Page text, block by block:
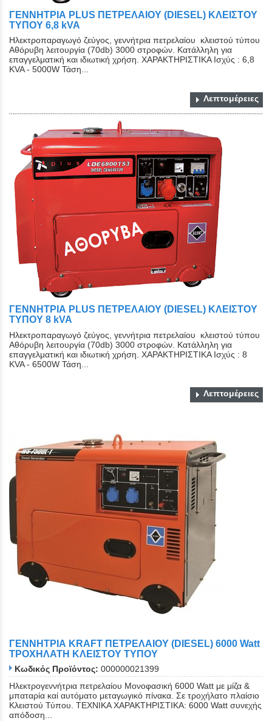
ΓΕΝΝΗΤΡΙΑ PLUS ΠΕΤΡΕΛΑΙΟΥ (DIESEL) ΚΛΕΙΣΤΟY
ΤYΠΟY 6,8 kVA
Ηλεκτροπαραγωγό ζεύγος, γεννήτρια πετρελαίου κλειστού τύπου
Αθόρυβη λειτουργία (70db) 3000 στροφών. Κατάλληλη για
επαγγελματική και ιδιωτική χρήση. ΧΑΡΑΚΤΗΡΙΣΤΙΚΑ Ισχύς : 6,8
KVA - 5000W Τάση...
Λεπτομέρειες
ΓΕΝΝΗΤΡΙΑ PLUS ΠΕΤΡΕΛΑΙΟΥ (DIESEL) ΚΛΕΙΣΤΟY
ΤYΠΟY 8 kVA
Ηλεκτροπαραγωγό ζεύγος, γεννήτρια πετρελαίου κλειστού τύπου
Αθόρυβη λειτουργία (70db) 3000 στροφών. Κατάλληλη για
επαγγελματική και ιδιωτική χρήση. ΧΑΡΑΚΤΗΡΙΣΤΙΚΑ Ισχύς : 8
KVA - 6500W Τάση...
Λεπτομέρειες
ΓΕΝΝΗΤΡΙΑ KRAFT ΠΕΤΡΕΛΑΙΟΥ (DIESEL) 6000 Watt
ΤΡΟΧΗΛΑΤΗ ΚΛΕΙΣΤΟΥ ΤΥΠΟΥ
Κωδικός Προϊόντος: 000000021399
Ηλεκτρογεννήτρια πετρελαίου Μονοφασική 6000 Watt με μίζα &
μπαταρία καί αυτόματο μεταγωγικό πίνακα. Σε τροχήλατο πλαίσιο
Κλειστού Τύπου. ΤΕΧΝΙΚΑ ΧΑΡΑΚΤΗΡΙΣΤΙΚΑ: 6000 Watt συνεχής
απόδοση...